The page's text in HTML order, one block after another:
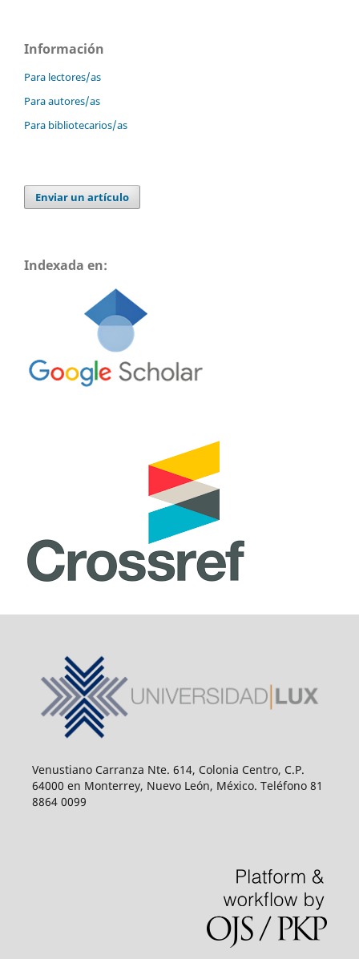
Información
Para lectores/as
Para autores/as
Para bibliotecarios/as
Enviar un artículo
Indexada en:
Venustiano Carranza Nte. 614, Colonia Centro, C.P.
64000 en Monterrey, Nuevo León, México. Teléfono 81
8864 0099